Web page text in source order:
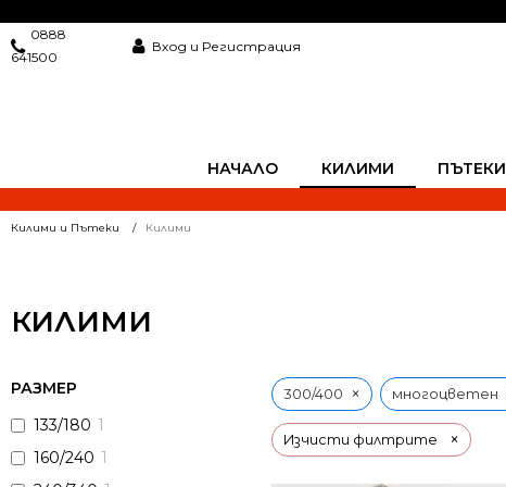
НАЧАЛО КИЛИМИ ПЪТЕКИ
0888
641500
Вход и Регистрация
Килими и Пътеки Килими
КИЛИМИ
РАЗМЕР
133/180 1
160/240 1
Изчисти филтрите ×
300/400 × многоцветен